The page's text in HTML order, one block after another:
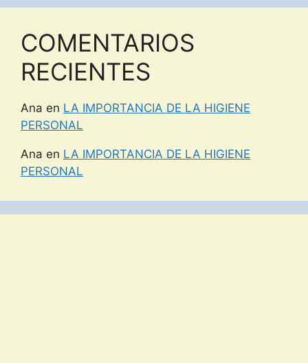
COMENTARIOS
RECIENTES
Ana en LA IMPORTANCIA DE LA HIGIENE
PERSONAL
Ana en LA IMPORTANCIA DE LA HIGIENE
PERSONAL